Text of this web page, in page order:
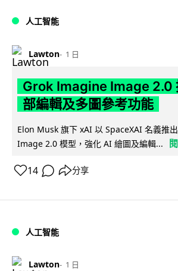
人工智能
Lawton 1 日
Grok Imagine Image 2.0
部編輯及多圖參考功能
Elon Musk 旗下 xAI 以 SpaceXAI 名義推
Image 2.0 模型，強化 AI 繪圖及編輯...
14 分享
人工智能
Lawton 1 日